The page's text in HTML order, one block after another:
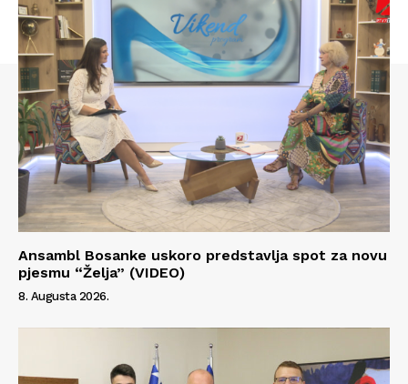
Info
Kontakt
Ansambl Bosanke uskoro predstavlja spot za novu
pjesmu “Želja” (VIDEO)
8. Augusta 2026.